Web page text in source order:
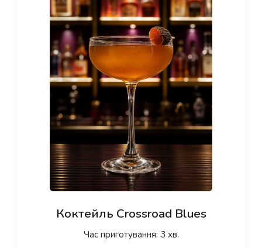
Коктейль Crossroad Blues
Час приготування: 3 хв.